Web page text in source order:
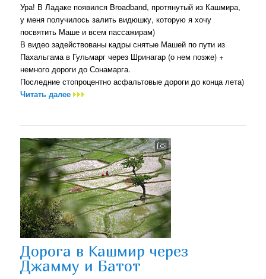
Ура! В Ладаке появился Broadband, протянутый из Кашмира,
у меня получилось залить видюшку, которую я хочу
посвятить Маше и всем пассажирам)
В видео задействованы кадры снятые Машей по пути из
Пахальгама в Гульмарг через Шринагар (о нем позже) +
немного дороги до Сонамарга.
Последние стопроцентно асфальтовые дороги до конца лета)
Читать далее
Дорога в Кашмир через
Джамму и Батот